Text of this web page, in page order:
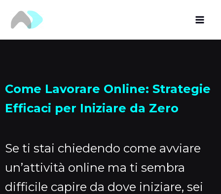
Come Lavorare Online: Strategie
Efficaci per Iniziare da Zero
Se ti stai chiedendo come avviare
un’attività online ma ti sembra
difficile capire da dove iniziare, sei